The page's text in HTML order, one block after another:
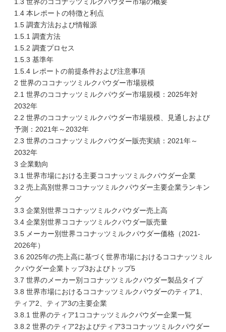
1.4 本レポートの特徴と利点
1.5 調査方法および情報源
1.5.1 調査方法
1.5.2 調査プロセス
1.5.3 基準年
1.5.4 レポートの前提条件および注意事項
2 世界のココナッツミルクパウダー市場規模
2.1 世界のココナッツミルクパウダー市場規模：2025年対
2032年
2.2 世界のココナッツミルクパウダー市場規模、見通しおよび
予測：2021年～2032年
2.3 世界のココナッツミルクパウダー販売実績：2021年～
2032年
3 企業動向
3.1 世界市場における主要ココナッツミルクパウダー企業
3.2 売上高別世界ココナッツミルクパウダー主要企業ランキン
グ
3.3 企業別世界ココナッツミルクパウダー売上高
3.4 企業別世界ココナッツミルクパウダー販売量
3.5 メーカー別世界ココナッツミルクパウダー価格（2021-
2026年）
3.6 2025年の売上高に基づく世界市場におけるココナッツミル
クパウダー企業トップ3およびトップ5
3.7 世界のメーカー別ココナッツミルクパウダー製品タイプ
3.8 世界市場におけるココナッツミルクパウダーのティア1、
ティア2、ティア3の主要企業
3.8.1 世界のティア1ココナッツミルクパウダー企業一覧
3.8.2 世界のティア2およびティア3ココナッツミルクパウダー